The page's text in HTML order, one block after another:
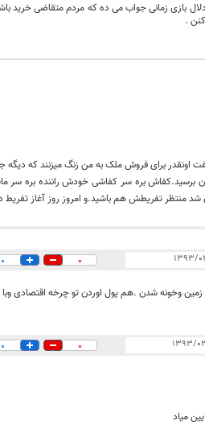
بازی زمانی جواب می ده که مردم متقاضی خرید
.
برای فروش ملک به من زنگ میزنند که دیگه
برسید.کفاش بره سر کفاشی خودش راننده بره
شد منتظر تفریطش هم باشید.و امروز روز آغاز
0
0
وخونه شدن .هم پول اوردن تو چرخه اقتصادی وبا
0
0
میاد